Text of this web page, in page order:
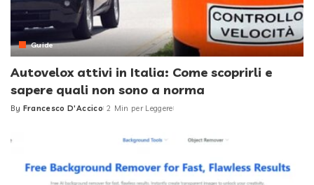
Guide
Autovelox attivi in Italia: Come scoprirli e
sapere quali non sono a norma
Posted
By Francesco D'Accico 2 Min per Leggere